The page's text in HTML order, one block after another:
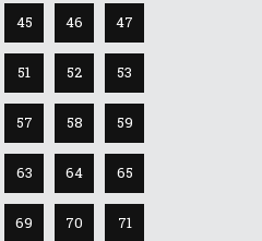
45 46 47
51 52 53
57 58 59
63 64 65
69 70 71